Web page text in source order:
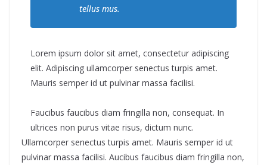
tellus mus.
Lorem ipsum dolor sit amet, consectetur adipiscing
elit. Adipiscing ullamcorper senectus turpis amet.
Mauris semper id ut pulvinar massa facilisi.
Faucibus faucibus diam fringilla non, consequat. In
ultrices non purus vitae risus, dictum nunc.
Ullamcorper senectus turpis amet. Mauris semper id ut
pulvinar massa facilisi. Aucibus faucibus diam fringilla non,